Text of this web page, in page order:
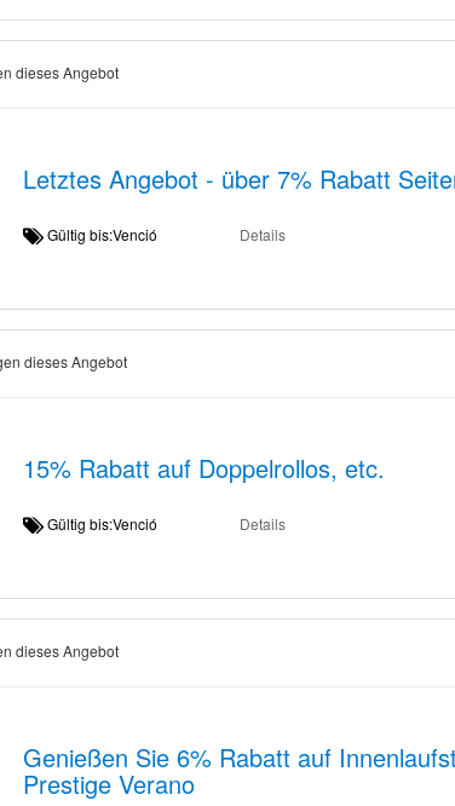
dieses Angebot
Letztes Angebot - über 7% Rabatt
Gültig bis:Venció Details
dieses Angebot
15% Rabatt auf Doppelrollos, etc.
Gültig bis:Venció Details
dieses Angebot
Genießen Sie 6% Rabatt auf
Prestige Verano